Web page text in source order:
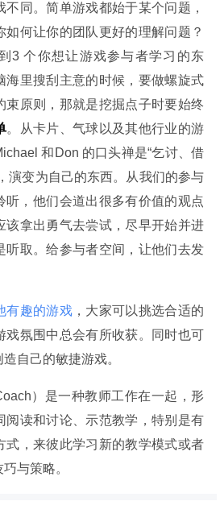
不同。简单游戏都始于某个问题，
如何让你的团队更好的理解问题？
3 个你想让游戏参与者学习的东
海里搜刮主意的时候，要做螺旋式
束原则，那就是挖掘点子时要始终
。从卡片、气球以及其他行业的游
和Don 的口头禅是“乞讨、借
演变为自己的东西。从我们的参与
，他们会道出很多有价值的观点
该拿出勇气去尝试，尽早开始并进
听取。给参与者空间，让他们去发
有趣的游戏 ，大家可以挑选合适的
戏氛围中总会有所收获。同时也可
自己的敏捷游戏。
阅读和讨论、示范教学，特别是有
式，来彼此学习新的教学模式或者
与策略。